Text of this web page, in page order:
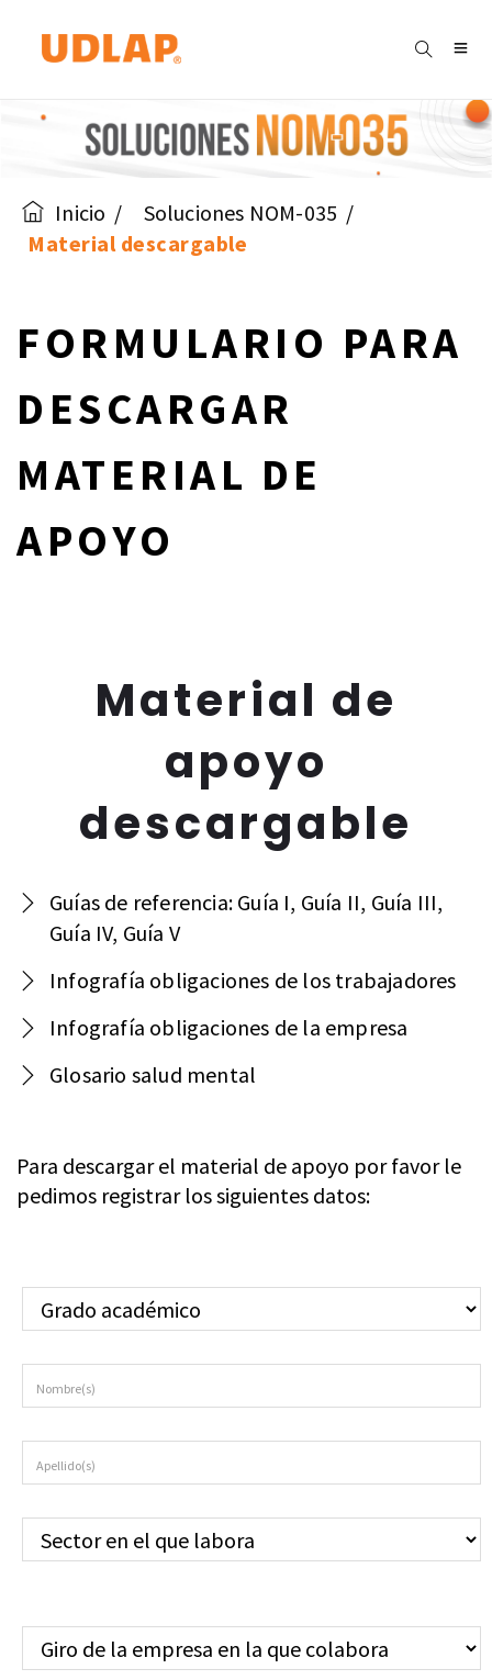
Inicio
Soluciones NOM-035
Material descargable
FORMULARIO PARA
DESCARGAR
MATERIAL DE
APOYO
Material de
apoyo
descargable
Guías de referencia: Guía I, Guía II, Guía III,
Guía IV, Guía V
Infografía obligaciones de los trabajadores
Infografía obligaciones de la empresa
Glosario salud mental
Para descargar el material de apoyo por favor le
pedimos registrar los siguientes datos: